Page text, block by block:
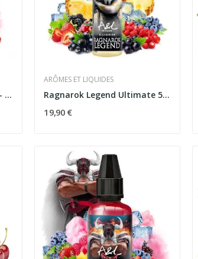
Ragnarok X 50ml Ultimate - Arômes et Liquides
ARÔMES ET LIQUIDES
Ragnarok Legend Ultimate 50ml - Arômes et Liquides
19,90 €